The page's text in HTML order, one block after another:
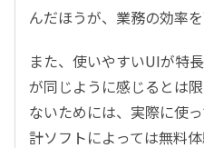
んだほうが、業務の効率
また、使いやすいUIが特
が同じように感じるとは
ないためには、実際に使
計ソフトによっては無料